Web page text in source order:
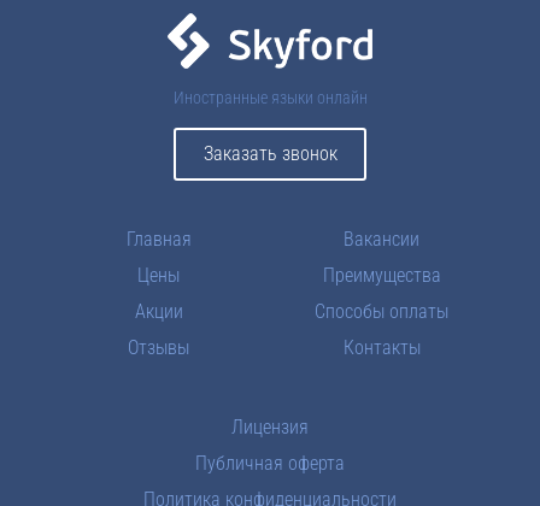
Иностранные языки онлайн
Заказать звонок
Главная
Цены
Акции
Отзывы
Вакансии
Преимущества
Способы оплаты
Контакты
Лицензия
Публичная оферта
Политика конфиденциальности